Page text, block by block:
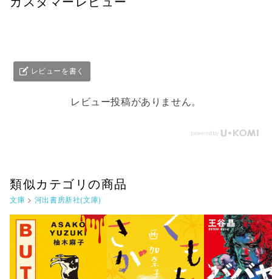
レビューを書く
レビュー投稿がありません。
類似カテゴリの商品
文庫 > 河出書房新社(文庫)